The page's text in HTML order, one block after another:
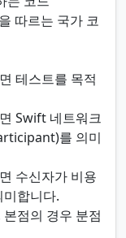
따르는 국가 코
테스트를 목적
Swift 네트워크
를 의미
수신자가 비용
미합니다.
점의 경우 분점